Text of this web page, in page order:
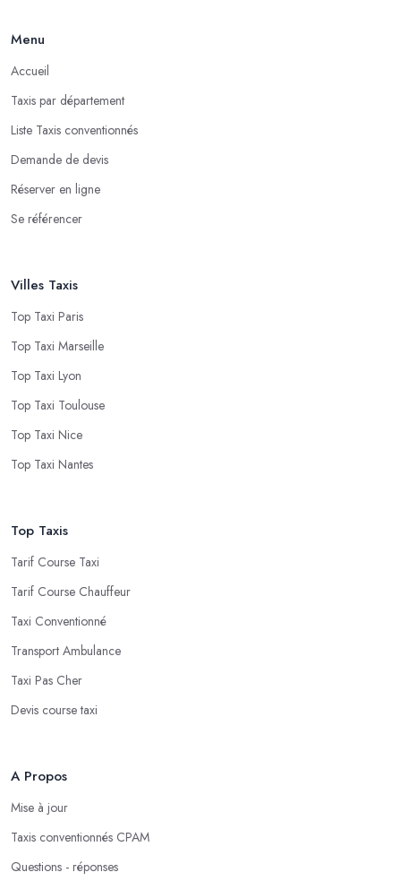
Menu
Accueil
Taxis par département
Liste Taxis conventionnés
Demande de devis
Réserver en ligne
Se référencer
Villes Taxis
Top Taxi Paris
Top Taxi Marseille
Top Taxi Lyon
Top Taxi Toulouse
Top Taxi Nice
Top Taxi Nantes
Top Taxis
Tarif Course Taxi
Tarif Course Chauffeur
Taxi Conventionné
Transport Ambulance
Taxi Pas Cher
Devis course taxi
A Propos
Mise à jour
Taxis conventionnés CPAM
Questions - réponses